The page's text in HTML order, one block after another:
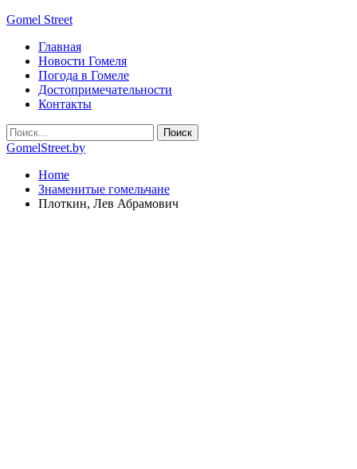
Gomel Street
Главная
Новости Гомеля
Погода в Гомеле
Достопримечательности
Контакты
GomelStreet.by
Home
Знаменитые гомельчане
Плоткин, Лев Абрамович